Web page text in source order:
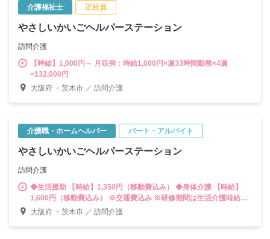
介護福祉士 正社員
やさしいかいごヘルパーステーション
訪問介護
【時給】1,000円～ 月収例：時給1,000円×週33時間勤務×4週
=132,000円
大阪府 ・茨木市 ／ 訪問介護
介護職・ホームヘルパー パート・アルバイト
やさしいかいごヘルパーステーション
訪問介護
◆生活援助 【時給】1,350円（移動費込み） ◆身体介護 【時給】
1,600円（移動費込み） ※交通費込み ※研修期間は生活介護時給
1,250円・身体介護時給1,500円
大阪府 ・茨木市 ／ 訪問介護